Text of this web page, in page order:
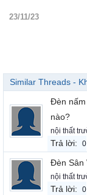
23/11/23
Similar Threads -
Đèn
nào?
nội thất
Trả lời: 0
Đèn Sân
nội thất
Trả lời: 0